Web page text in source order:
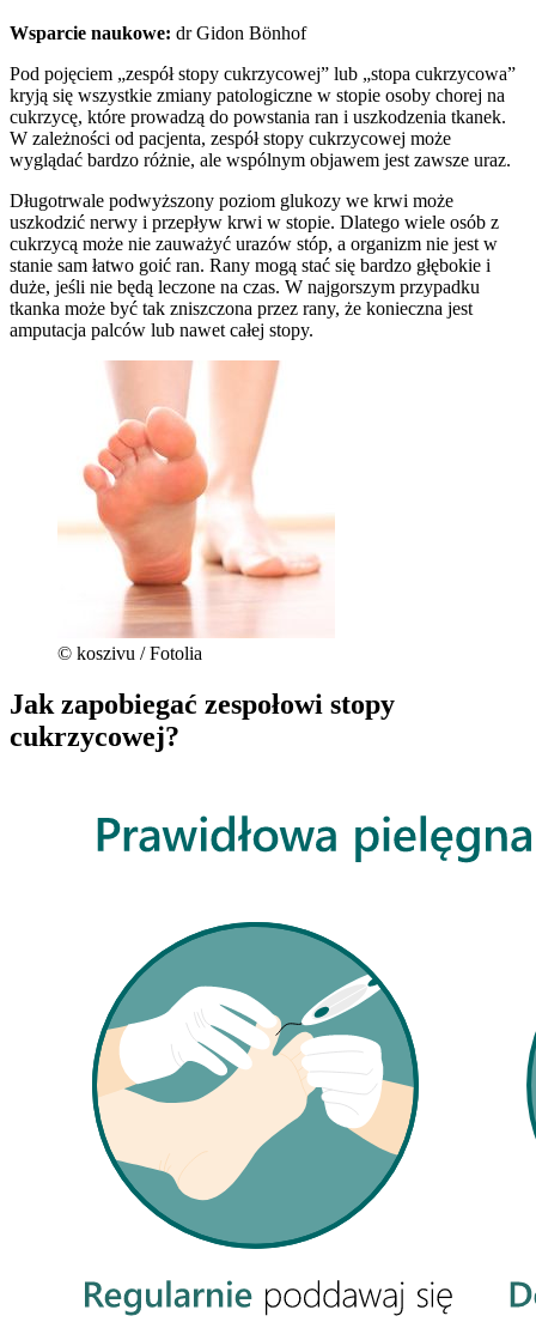
Wsparcie naukowe: dr Gidon Bönhof
Pod pojęciem „zespół stopy cukrzycowej” lub „stopa cukrzycowa”
kryją się wszystkie zmiany patologiczne w stopie osoby chorej na
cukrzycę, które prowadzą do powstania ran i uszkodzenia tkanek.
W zależności od pacjenta, zespół stopy cukrzycowej może
wyglądać bardzo różnie, ale wspólnym objawem jest zawsze uraz.
Długotrwale podwyższony poziom glukozy we krwi może
uszkodzić nerwy i przepływ krwi w stopie. Dlatego wiele osób z
cukrzycą może nie zauważyć urazów stóp, a organizm nie jest w
stanie sam łatwo goić ran. Rany mogą stać się bardzo głębokie i
duże, jeśli nie będą leczone na czas. W najgorszym przypadku
tkanka może być tak zniszczona przez rany, że konieczna jest
amputacja palców lub nawet całej stopy.
© koszivu / Fotolia
Jak zapobiegać zespołowi stopy
cukrzycowej?